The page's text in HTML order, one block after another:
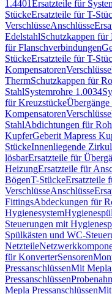
1.4401Ersatzteile für
StückeErsatzteile für T-
VerschlüsseAnschlüsse
EdelstahlSchutzkappen für
für Flanschverbindungen
StückeErsatzteile für T-
KompensatorenVerschlüsse
ThermSchutzkappen für
StahlSystemrohre 1.0034
für KreuzstückeÜbergänge
KompensatorenVerschlüsse
StahlAbdichtungen für
KupferGeberit Mapress
StückeInnenliegende
lösbarErsatzteile für
HeizungErsatzteile für
BögenT-StückeErsatzteile
VerschlüsseAnschlüsse
FittingsAbdeckungen für
Hygienesystem
Steuerungen mit
Spülkästen und WC-
Netzteile
für KonverterSensoren
PressanschlüssenMit Mepla
Pressanschlüssen
Mepla PressanschlüssenMit